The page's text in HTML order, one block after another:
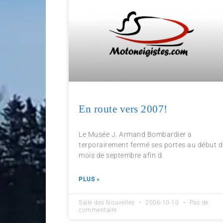
En route vers 2007!
Le Musée J. Armand Bombardier a
terporairement fermé ses portes au début
mois de septembre afin d
PLUS »
Salle des Nouvelles 2006-10-10
Pas de
commentaire